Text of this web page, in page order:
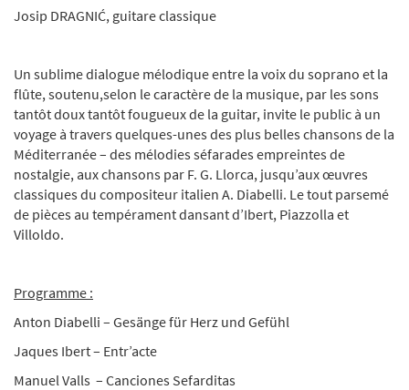
Josip DRAGNIĆ, guitare classique
Un sublime dialogue mélodique entre la voix du soprano et la
flûte, soutenu,selon le caractère de la musique, par les sons
tantôt doux tantôt fougueux de la guitar, invite le public à un
voyage à travers quelques-unes des plus belles chansons de la
Méditerranée – des mélodies séfarades empreintes de
nostalgie, aux chansons par F. G. Llorca, jusqu’aux œuvres
classiques du compositeur italien A. Diabelli. Le tout parsemé
de pièces au tempérament dansant d’Ibert, Piazzolla et
Villoldo.
Programme :
Anton Diabelli – Gesänge für Herz und Gefühl
Jaques Ibert – Entr’acte
Manuel Valls – Canciones Sefarditas